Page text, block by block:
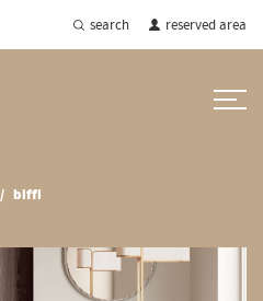
search reserved area
biffi